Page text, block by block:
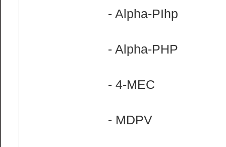
- Alpha-PIhp
- Alpha-PHP
- 4-MEC
- MDPV